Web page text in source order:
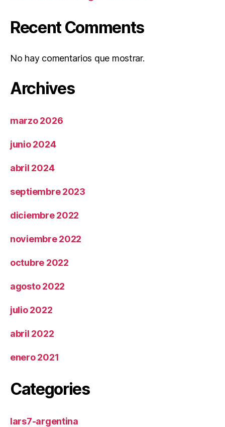
Recent Comments
No hay comentarios que mostrar.
Archives
marzo 2026
junio 2024
abril 2024
septiembre 2023
diciembre 2022
noviembre 2022
octubre 2022
agosto 2022
julio 2022
abril 2022
enero 2021
Categories
lars7-argentina